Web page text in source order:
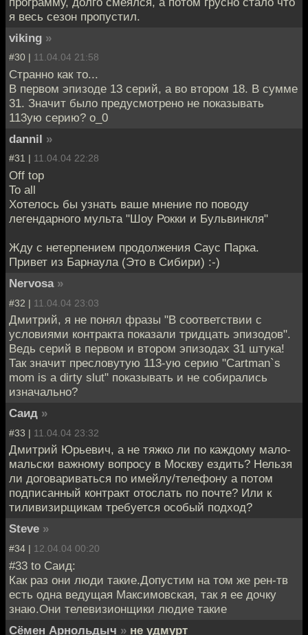
я весь сезон пропустил.
viking »
#30 | 11.04.04 21:58
Странно как то...
В первом эпизоде 13 серий, а во втором 18. В сумме
31. Значит было предусмотрено не показывать
113ую серию? о_0
dannil »
#31 | 11.04.04 22:28
Off top
To all
Хотелось бы узнать ваше мнение по поводу
легендарного мульта "Шоу Рокки и Бульвинкля"
Жду с нетерпением продолжения Саус Парка.
Привет из Барнаула (Это в Сибири) :-)
Nervosa »
#32 | 11.04.04 23:03
Дмитрий, я не понял фразы "В соответствии с
условиями контракта показали тридцать эпизодов".
Ведь серий в первом и втором эпизодах 31 штука!
Так значит пресловутую 113-ую серию "Cartman`s
mom is a dirty slut" показывать и не собирались
изначально?
Саид »
#33 | 11.04.04 23:32
Дмитрий Юрьевич, а не тяжко ли по каждому мало-
мальски важному вопросу в Москву ездить? Нельзя
ли договариваться по имейлу/телефону а потом
подписанный контракт отослать по почте? Или к
тиливизирщикам требуется особый подход?
Steve »
#34 | 12.04.04 00:20
#33 to Саид:
Как раз они люди такие.Допустим на том же рен-тв
есть одна ведущая Максимовская, так я ее дочку
знаю.Они телевизионщики людие такие
Сёмен Арнольдыч » не удмурт